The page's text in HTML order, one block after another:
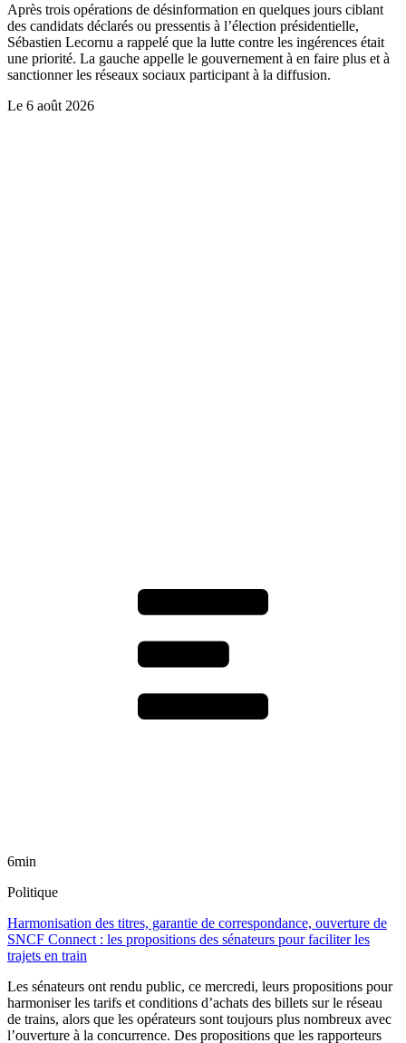
Après trois opérations de désinformation en quelques jours ciblant
des candidats déclarés ou pressentis à l’élection présidentielle,
Sébastien Lecornu a rappelé que la lutte contre les ingérences était
une priorité. La gauche appelle le gouvernement à en faire plus et à
sanctionner les réseaux sociaux participant à la diffusion.
Le 6 août 2026
6min
Politique
Harmonisation des titres, garantie de correspondance, ouverture de
SNCF Connect : les propositions des sénateurs pour faciliter les
trajets en train
Les sénateurs ont rendu public, ce mercredi, leurs propositions pour
harmoniser les tarifs et conditions d’achats des billets sur le réseau
de trains, alors que les opérateurs sont toujours plus nombreux avec
l’ouverture à la concurrence. Des propositions que les rapporteurs